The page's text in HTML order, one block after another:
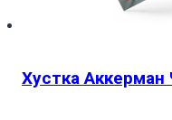
Хустка Аккерман